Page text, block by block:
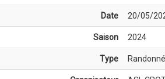
Date 20/05/
Saison 2024
Type